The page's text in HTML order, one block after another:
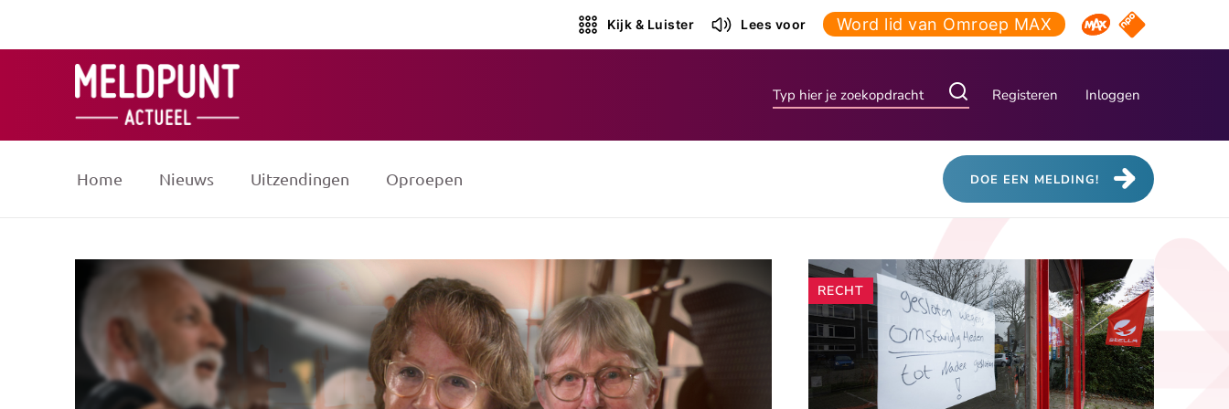
Kijk & Luister Lees voor Word lid van Omroep MAX Omroep MAX
NPO Start
Registeren Inloggen
Home Nieuws Uitzendingen Oproepen DOE EEN MELDING!
Andere
artikelen
RECHT